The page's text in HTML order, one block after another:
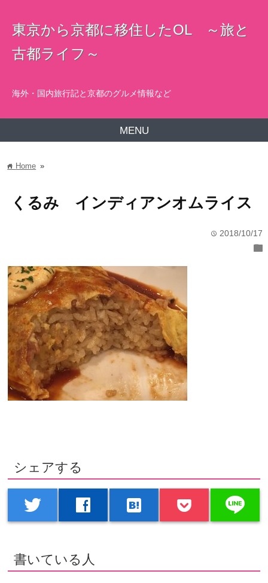
東京から京都に移住したOL ～旅と
古都ライフ～
海外・国内旅行記と京都のグルメ情報など
MENU
home Home »
くるみ インディアンオムライス
time 2018/10/17
folder
シェアする
twitter facebook hatenabookmark line
書いている人